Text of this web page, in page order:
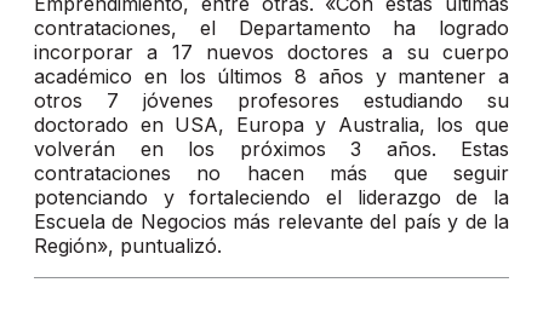
contrataciones, el Departamento ha logrado
incorporar a 17 nuevos doctores a su cuerpo
académico en los últimos 8 años y mantener a
otros 7 jóvenes profesores estudiando su
doctorado en USA, Europa y Australia, los que
volverán en los próximos 3 años. Estas
contrataciones no hacen más que seguir
potenciando y fortaleciendo el liderazgo de la
Escuela de Negocios más relevante del país y de la
Región», puntualizó.